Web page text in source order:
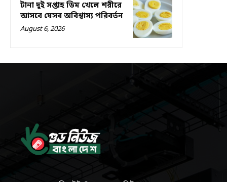
টানা দুই সপ্তাহ ডিম খেলে শরীরে
আসবে যেসব অবিশ্বাস্য পরিবর্তন
August 6, 2026